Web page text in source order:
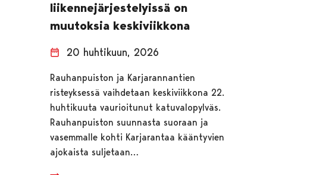
liikennejärjestelyissä on
muutoksia keskiviikkona
20 huhtikuun, 2026
Rauhanpuiston ja Karjarannantien
risteyksessä vaihdetaan keskiviikkona 22.
huhtikuuta vaurioitunut katuvalopylväs.
Rauhanpuiston suunnasta suoraan ja
vasemmalle kohti Karjarantaa kääntyvien
ajokaista suljetaan…